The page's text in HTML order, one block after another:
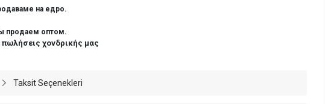
на едро.
продаем оптом.
πωλήσεις χονδρικής μας
Taksit Seçenekleri